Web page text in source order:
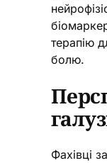
терапію
болю.
Фахівці